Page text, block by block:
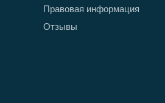
Правовая информация
Отзывы